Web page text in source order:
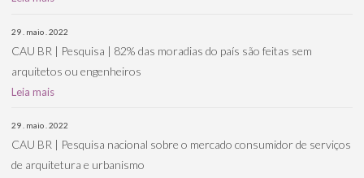
29 . maio . 2022
CAU BR | Pesquisa | 82% das moradias do país são feitas sem
arquitetos ou engenheiros
Leia mais
29 . maio . 2022
CAU BR | Pesquisa nacional sobre o mercado consumidor de serviços
de arquitetura e urbanismo